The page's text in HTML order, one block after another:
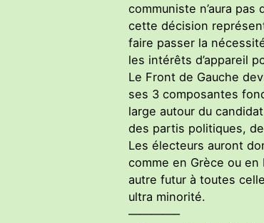
communiste n’aura
cette décision
faire passer la
les intérêts d’appareil
Le Front de Gauche
ses 3 composantes
large autour du
des partis politiques,
Les électeurs auront
comme en Grèce ou
autre futur à toutes
ultra minorité.
————–